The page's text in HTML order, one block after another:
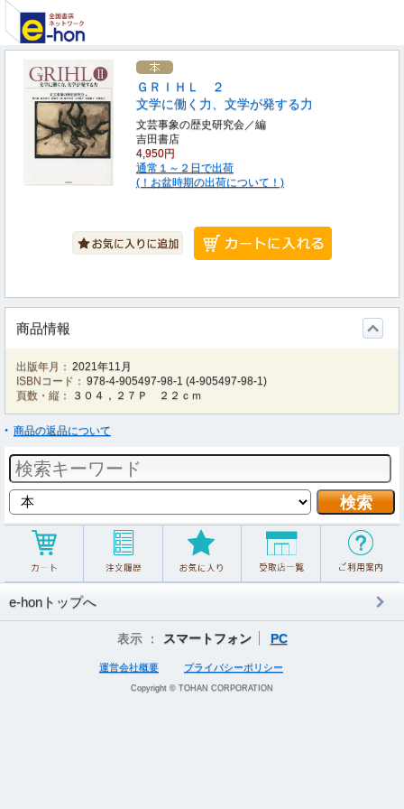
ＧＲＩＨＬ ２
文学に働く力、文学が発する力
文芸事象の歴史研究会／編
吉田書店
4,950円
通常１～２日で出荷
(！お盆時期の出荷について！)
商品情報
出版年月： 2021年11月
ISBNコード： 978-4-905497-98-1 (4-905497-98-1)
頁数・縦：
３０４，２７Ｐ ２２ｃｍ
商品の返品について
e-honトップへ
表示 ： スマートフォン PC
運営会社概要 プライバシーポリシー
Copyright © TOHAN CORPORATION